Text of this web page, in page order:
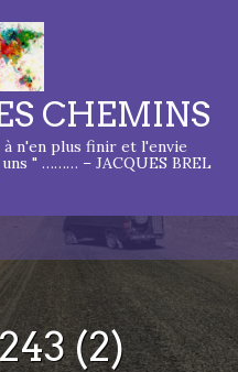
CHEMINS
n'en plus finir et l'envie
" ……… – JACQUES BREL
(2)